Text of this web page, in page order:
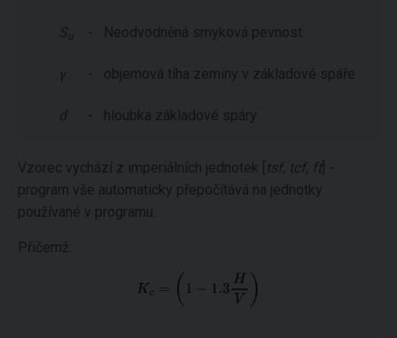
Su - Neodvodněná smyková pevnost
γ - objemová tíha zeminy v základové spáře
d - hloubka základové spáry
Vzorec vychází z imperiálních jednotek [ tsf, tcf, ft ] -
program vše automaticky přepočítává na jednotky
používané v programu.
Přičemž: